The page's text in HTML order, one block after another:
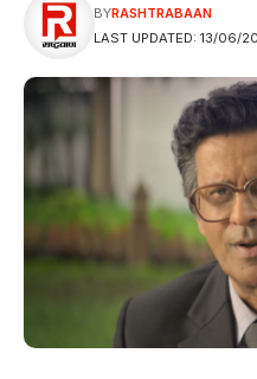
LAST UPDATED: 13/06/
BYRASHTRABAAN